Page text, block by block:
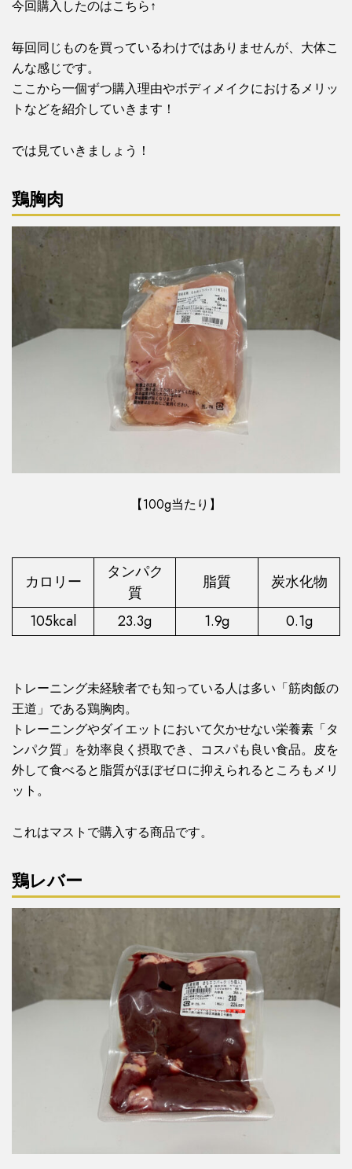
今回購入したのはこちら↑
毎回同じものを買っているわけではありませんが、大体こ
んな感じです。
ここから一個ずつ購入理由やボディメイクにおけるメリッ
トなどを紹介していきます！
では見ていきましょう！
鶏胸肉
【100g当たり】
カロリー
タンパク
質
脂質
炭水化物
105kcal
23.3g 1.9g 0.1g
トレーニング未経験者でも知っている人は多い「筋肉飯の
王道」である鶏胸肉。
トレーニングやダイエットにおいて欠かせない栄養素「タ
ンパク質」を効率良く摂取でき、コスパも良い食品。皮を
外して食べると脂質がほぼゼロに抑えられるところもメリ
ット。
これはマストで購入する商品です。
鶏レバー